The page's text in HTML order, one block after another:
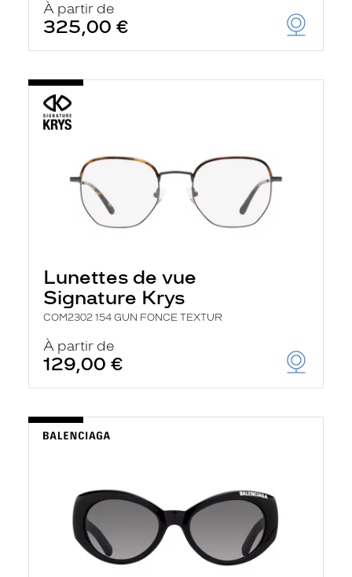
À partir de
325,00 €
Lunettes de vue
Signature Krys
COM2302 154 GUN FONCE TEXTUR
À partir de
129,00 €